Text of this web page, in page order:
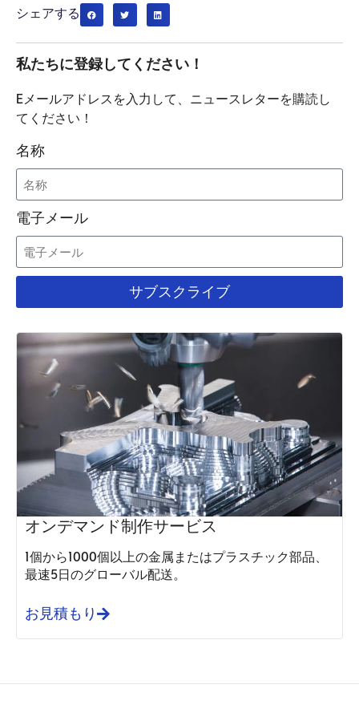
シェアする
私たちに登録してください！
Eメールアドレスを入力して、ニュースレターを購読し
てください！
名称
電子メール
サブスクライブ
オンデマンド制作サービス
1個から1000個以上の金属またはプラスチック部品、
最速5日のグローバル配送。
お見積もり